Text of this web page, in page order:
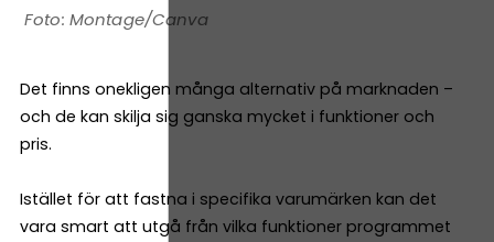
Montage/Canva
Det finns onekligen många alternativ på marknaden –
och de kan skilja sig ganska mycket i funktioner och
pris.
Istället för att fastna i specifika varumärken kan det
vara smart att utgå från vilka funktioner programmet